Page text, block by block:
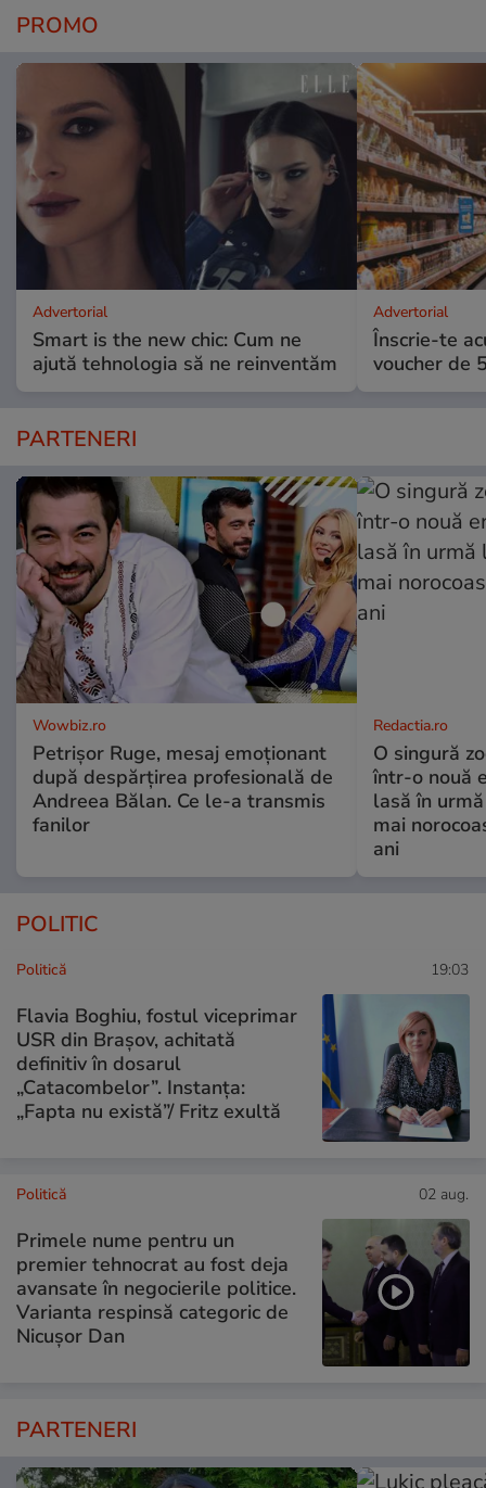
PROMO
Advertorial
Smart is the new chic: Cum ne
ajută tehnologia să ne reinventăm
Advertorial
Înscrie-te
voucher de
PARTENERI
Wowbiz.ro
Petrișor Ruge, mesaj emoționant
după despărțirea profesională de
Andreea Bălan. Ce le-a transmis
fanilor
Redactia.ro
O singură
într-o nouă
lasă în
mai
ani
POLITIC
Politică 19:03
Flavia Boghiu, fostul viceprimar
USR din Brașov, achitată
definitiv în dosarul
„Catacombelor”. Instanța:
„Fapta nu există”/ Fritz exultă
Politică 02 aug.
Primele nume pentru un
premier tehnocrat au fost deja
avansate în negocierile politice.
Varianta respinsă categoric de
Nicușor Dan
PARTENERI